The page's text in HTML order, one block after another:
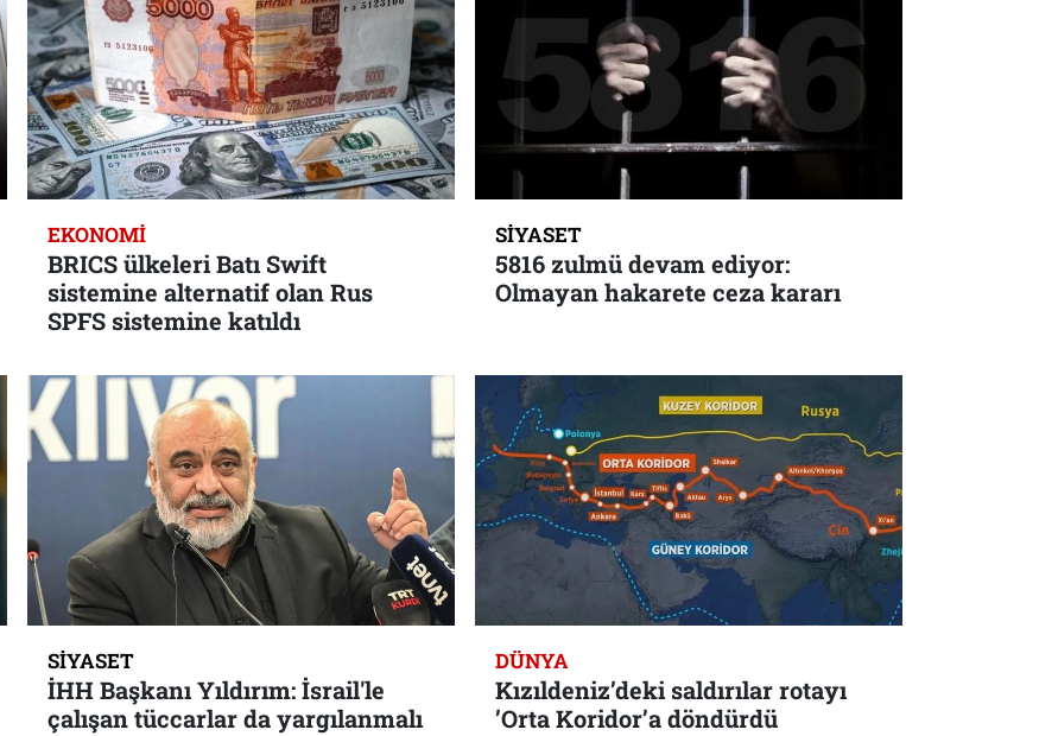
EKONOMI
BRICS ülkeleri Batı Swift
sistemine alternatif olan Rus
SPFS sistemine katıldı
SIYASET
5816 zulmü devam ediyor:
Olmayan hakarete ceza kararı
SIYASET
İHH Başkanı Yıldırım: İsrail'le
çalışan tüccarlar da yargılanmalı
DÜNYA
Kızıldeniz’deki saldırılar rotayı
’Orta Koridor’a döndürdü